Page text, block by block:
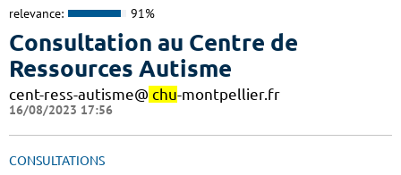
relevance: 91%
Consultation au Centre de
Ressources Autisme
cent-ress-autisme@ chu-montpellier.fr
16/08/2023 17:56
CONSULTATIONS